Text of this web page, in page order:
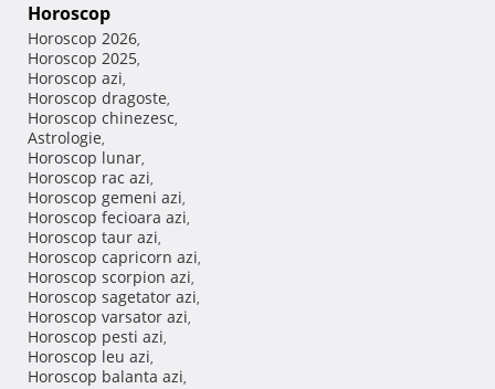
Horoscop
Horoscop 2026,
Horoscop 2025,
Horoscop azi,
Horoscop dragoste,
Horoscop chinezesc,
Astrologie,
Horoscop lunar,
Horoscop rac azi,
Horoscop gemeni azi,
Horoscop fecioara azi,
Horoscop taur azi,
Horoscop capricorn azi,
Horoscop scorpion azi,
Horoscop sagetator azi,
Horoscop varsator azi,
Horoscop pesti azi,
Horoscop leu azi,
Horoscop balanta azi,